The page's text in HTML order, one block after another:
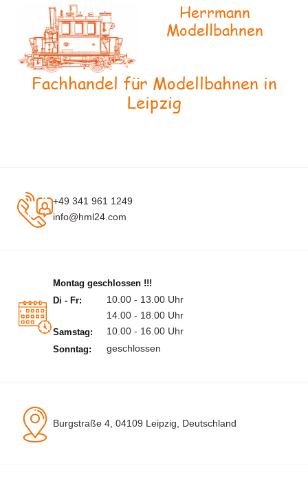
Herrmann
Modellbahnen
Fachhandel für Modellbahnen in
Leipzig
+49 341 961 1249
info@hml24.com
Montag geschlossen !!!
Di - Fr:
10.00 - 13.00 Uhr
14.00 - 18.00 Uhr
Samstag: 10.00 - 16.00 Uhr
Sonntag: geschlossen
Burgstraße 4, 04109 Leipzig, Deutschland